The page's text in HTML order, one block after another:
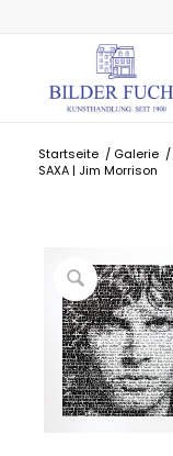
Startseite / Galerie /
SAXA | Jim Morrison